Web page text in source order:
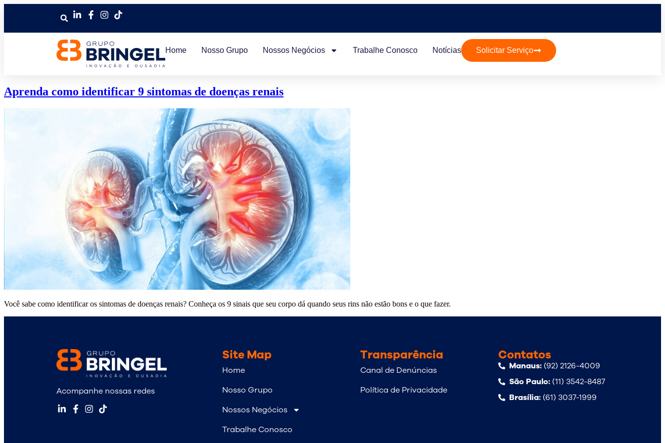
Home Nosso Grupo Nossos Negócios Trabalhe Conosco Notícias Solicitar Serviço
Aprenda como identificar 9 sintomas de doenças renais
Você sabe como identificar os sintomas de doenças renais? Conheça os 9 sinais que seu corpo dá quando seus rins não estão bons e o que fazer.
Acompanhe nossas redes
Site Map
Home
Nosso Grupo
Nossos Negócios
Trabalhe Conosco
Transparência
Canal de Denúncias
Política de Privacidade
Contatos
Manaus:(92) 2126-4009
São Paulo:(11) 3542-8487
Brasília:(61) 3037-1999